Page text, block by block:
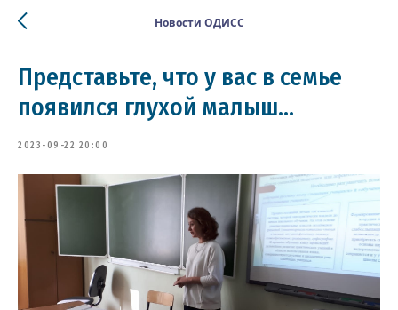
Новости ОДИСС
Представьте, что у вас в семье
появился глухой малыш...
2023-09-22 20:00